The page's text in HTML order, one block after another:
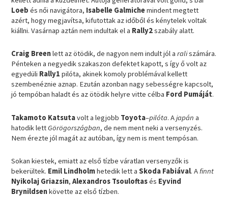
Loebés női navigátora, Isabelle Galmichemindent megtett
azért, hogy megjavítsa, kifutottak az időből és kénytelek voltak
kiállni. Vasárnap aztán nem indultak el a Rally2szabály alatt.
Craig Breenlett az ötödik, de nagyon nem indult jól araliszámára.
Pénteken a negyedik szakaszon defektet kapott, s így ő volt az
egyedüli Rally1pilóta, akinek komoly problémával kellett
szembenéznie aznap. Ezután azonban nagy sebességre kapcsolt,
jó tempóban haladt és az ötödik helyre vitte célba Ford Pumáját.
Takamoto Katsutavolt a legjobb Toyota–pilóta. Ajapán a
hatodik lettGörögországban, de nem ment neki a versenyzés.
Nem érezte jól magát az autóban, így nem is ment tempósan.
Sokan kiestek, emiatt az első tízbe váratlan versenyzők is
bekerültek. Emil Lindholmhetedik lett aSkoda Fabiával. Afinnt
Nyikolaj Griazsin,Alexandros Tsouloftasés Eyvind
Brynildsenkövette az első tízben.